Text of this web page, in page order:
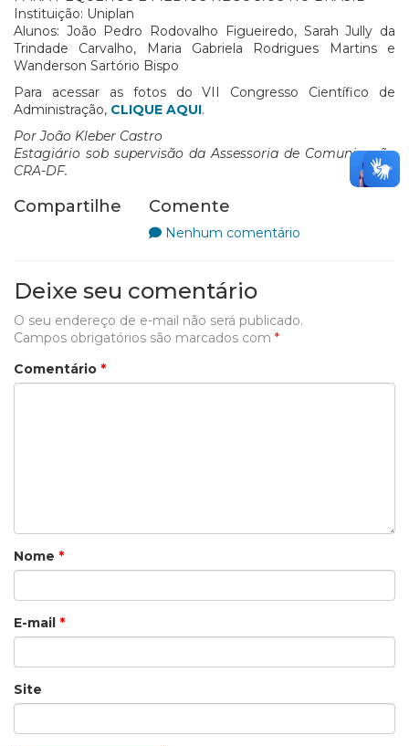
Instituição: Uniplan
Alunos: João Pedro Rodovalho Figueiredo, Sarah Jully da
Trindade Carvalho, Maria Gabriela Rodrigues Martins e
Wanderson Sartório Bispo
Para acessar as fotos do VII Congresso Científico de
Administração, CLIQUE AQUI.
Por João Kleber Castro
Estagiário sob supervisão da Assessoria de Comunicação
CRA-DF.
Compartilhe Comente
Nenhum comentário
Deixe seu comentário
O seu endereço de e-mail não será publicado.
Campos obrigatórios são marcados com *
Comentário *
Nome *
E-mail *
Site